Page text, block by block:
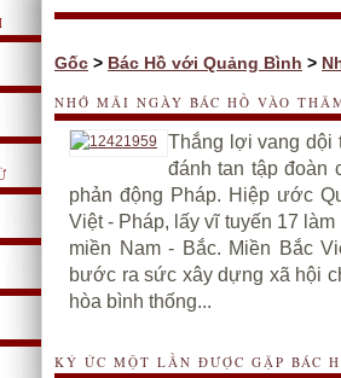
Gốc > Bác Hồ với Quảng Bình >
NHỚ MÃI NGÀY BÁC HỒ VÀO
Thắng lợi vang dội
đánh tan tập đoàn
phản động Pháp. Hiệp ước
Việt - Pháp, lấy vĩ tuyến 17
miền Nam - Bắc. Miền Bắc
bước ra sức xây dựng xã hội
hòa bình thống...
KÝ ỨC MỘT LẦN ĐƯỢC GẶP BÁC